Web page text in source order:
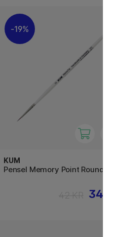
19%
KUM
Pensel Memory Point Round 0
34 KR